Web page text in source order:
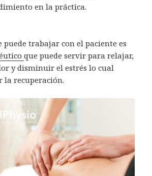
en la práctica.
puede trabajar con el paciente es
que puede servir para relajar,
y disminuir el estrés lo cual
la recuperación.